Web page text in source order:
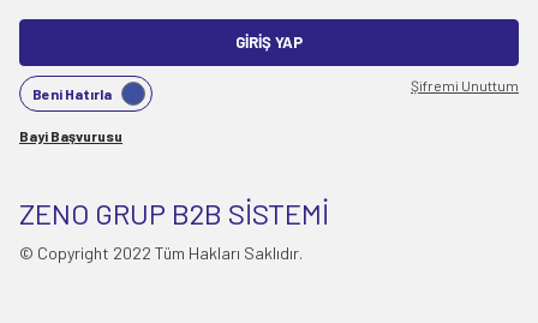
GIRIŞ YAP
Beni Hatırla Şifremi Unuttum
Bayi Başvurusu
ZENO GRUP B2B SİSTEMİ
© Copyright 2022 Tüm Hakları Saklıdır.